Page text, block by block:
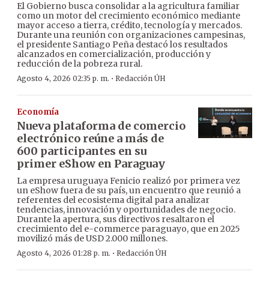
El Gobierno busca consolidar a la agricultura familiar
como un motor del crecimiento económico mediante
mayor acceso a tierra, crédito, tecnología y mercados.
Durante una reunión con organizaciones campesinas,
el presidente Santiago Peña destacó los resultados
alcanzados en comercialización, producción y
reducción de la pobreza rural.
Agosto 4, 2026 02:35 p. m. · Redacción ÚH
Economía
Nueva plataforma de comercio
electrónico reúne a más de
600 participantes en su
primer eShow en Paraguay
La empresa uruguaya Fenicio realizó por primera vez
un eShow fuera de su país, un encuentro que reunió a
referentes del ecosistema digital para analizar
tendencias, innovación y oportunidades de negocio.
Durante la apertura, sus directivos resaltaron el
crecimiento del e-commerce paraguayo, que en 2025
movilizó más de USD 2.000 millones.
Agosto 4, 2026 01:28 p. m. · Redacción ÚH